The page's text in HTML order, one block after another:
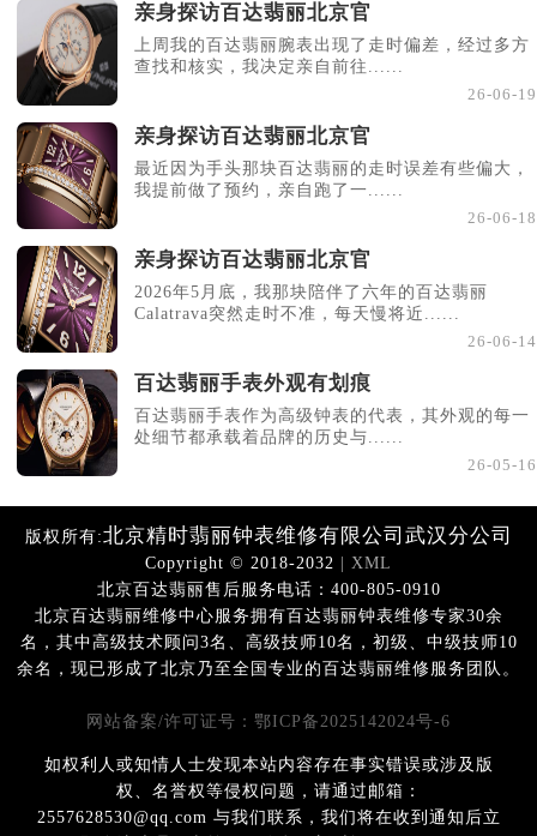
亲身探访百达翡丽北京官
上周我的百达翡丽腕表出现了走时偏差，经过多方
查找和核实，我决定亲自前往......
26-06-19
亲身探访百达翡丽北京官
最近因为手头那块百达翡丽的走时误差有些偏大，
我提前做了预约，亲自跑了一......
26-06-18
亲身探访百达翡丽北京官
2026年5月底，我那块陪伴了六年的百达翡丽
Calatrava突然走时不准，每天慢将近......
26-06-14
百达翡丽手表外观有划痕
百达翡丽手表作为高级钟表的代表，其外观的每一
处细节都承载着品牌的历史与......
26-05-16
版权所有:北京精时翡丽钟表维修有限公司武汉分公司
Copyright © 2018-2032 | XML
北京百达翡丽售后服务电话：400-805-0910
北京百达翡丽维修中心服务拥有百达翡丽钟表维修专家30余
名，其中高级技术顾问3名、高级技师10名，初级、中级技师10
余名，现已形成了北京乃至全国专业的百达翡丽维修服务团队。
网站备案/许可证号：鄂ICP备2025142024号-6
如权利人或知情人士发现本站内容存在事实错误或涉及版
权、名誉权等侵权问题，请通过邮箱：
2557628530@qq.com 与我们联系，我们将在收到通知后立